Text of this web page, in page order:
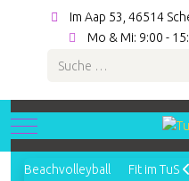
Im Aap 53, 46514
Mo & Mi: 9:00 -
Suchen
Mobile Menu Toggle
Beachvolleyball Fit im TuS